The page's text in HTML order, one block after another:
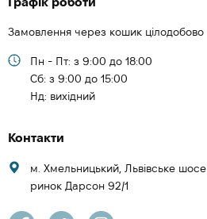
Замовлення через кошик цілодобово
Пн - Пт: з 9:00 до 18:00
Cб: з 9:00 до 15:00
Нд: вихідний
Контакти
м. Хмельницький, Львівське шосе
ринок Дарсон 92/1